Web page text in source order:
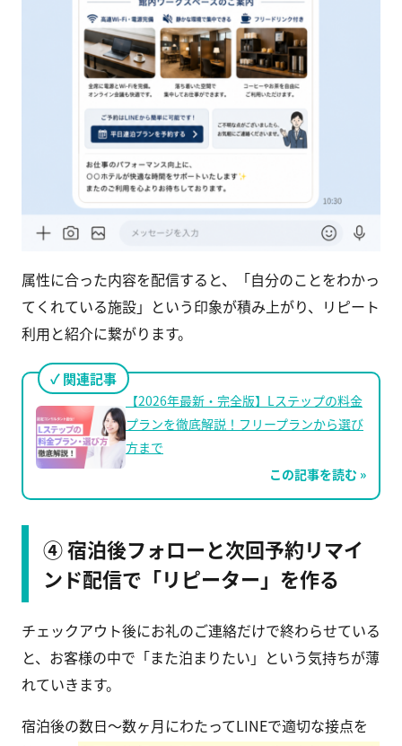
属性に合った内容を配信すると、「自分のことをわかっ
てくれている施設」という印象が積み上がり、リピート
利用と紹介に繋がります。
関連記事
【2026年最新・完全版】Lステップの料金
プランを徹底解説！フリープランから選び
方まで
この記事を読む »
④ 宿泊後フォローと次回予約リマイ
ンド配信で「リピーター」を作る
チェックアウト後にお礼のご連絡だけで終わらせている
と、お客様の中で「また泊まりたい」という気持ちが薄
れていきます。
宿泊後の数日〜数ヶ月にわたってLINEで適切な接点を